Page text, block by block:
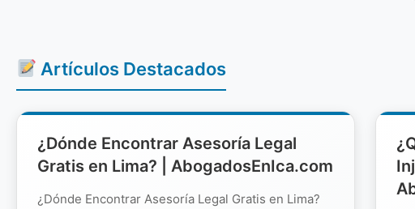
Artículos Destacados
¿Dónde Encontrar Asesoría Legal
Gratis en Lima? | AbogadosEnIca.com
¿Dónde Encontrar Asesoría Legal Gratis en Lima?